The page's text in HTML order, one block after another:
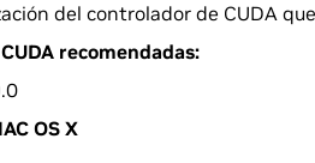
del controlador de CUDA
recomendadas:
OS X